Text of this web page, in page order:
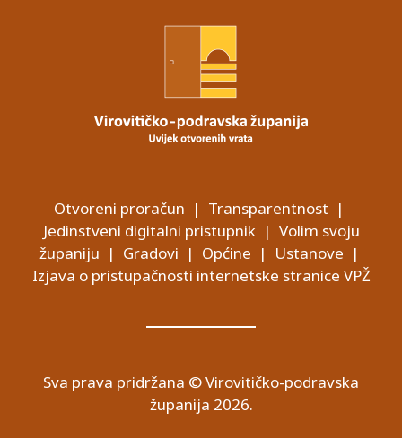
Otvoreni proračun | Transparentnost |
Jedinstveni digitalni pristupnik| Volim svoju
županiju | Gradovi | Općine | Ustanove |
Izjava o pristupačnosti internetske stranice VPŽ
Sva prava pridržana © Virovitičko-podravska
županija 2026.